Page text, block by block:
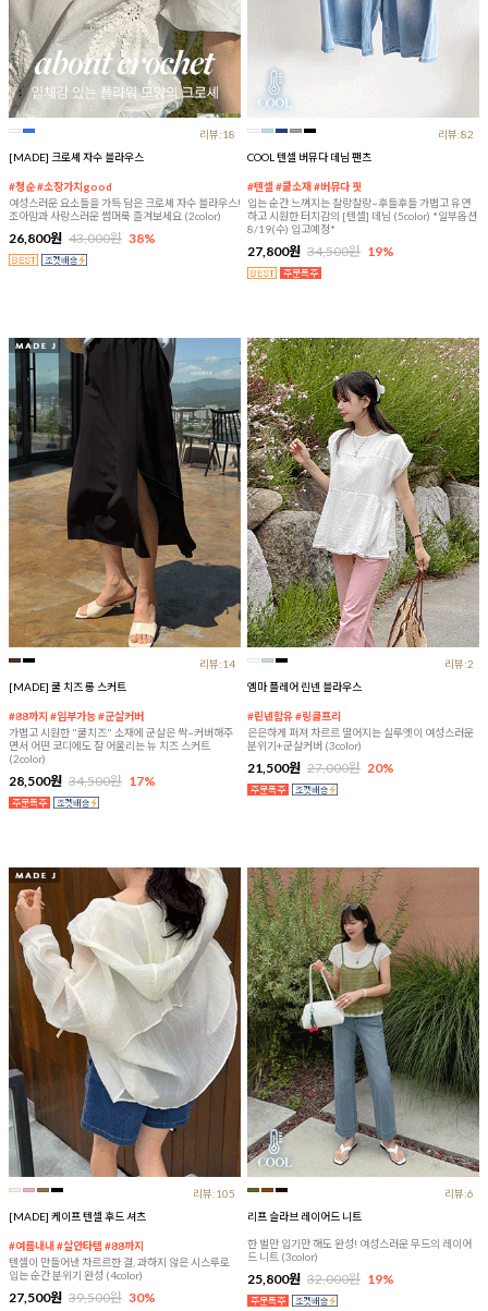
리뷰:18
[MADE] 크로셰 자수 블라우스
#청순 #소장가치good
여성스러운 요소들을 가득 담은 크로셰 자수 블라우스!
조아맘과 사랑스러운 썸머룩 즐겨보세요 (2color)
26,800원 43,000원 38%
리뷰:82
COOL 텐셀 버뮤다 데님 팬츠
#텐셀 #쿨소재 #버뮤다 핏
입는 순간 느껴지는 찰랑찰랑~후들후들 가볍고 유연
하고 시원한 터치감의 [텐셀] 데님 (5color) *일부옵션
8/19(수) 입고예정*
27,800원 34,500원 19%
리뷰:14
[MADE] 쿨 치즈 롱 스커트
#88까지 #임부가능 #군살커버
가볍고 시원한 "쿨치즈" 소재에 군살은 싹~커버해주
면서 어떤 코디에도 잘 어울리는 뉴 치즈 스커트
(2color)
28,500원 34,500원 17%
리뷰:2
엠마 플레어 린넨 블라우스
#린넨함유 #링클프리
은은하게 퍼져 차르르 떨어지는 실루엣이 여성스러운
분위기+군살커버 (3color)
21,500원 27,000원 20%
리뷰:105
[MADE] 케이프 텐셀 후드 셔츠
#여름내내 #살안타템 #88까지
텐셀이 만들어낸 차르르한 결, 과하지 않은 시스루로
입는 순간 분위기 완성 (4color)
27,500원 39,500원 30%
리뷰:6
리프 슬라브 레이어드 니트
한 벌만 입기만 해도 완성! 여성스러운 무드의 레이어
드 니트 (3color)
25,800원 32,000원 19%